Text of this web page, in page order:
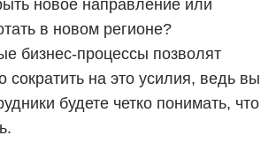
новое направление или
в новом регионе?
бизнес-процессы позволят
сократить на это усилия, ведь вы
будете четко понимать, что